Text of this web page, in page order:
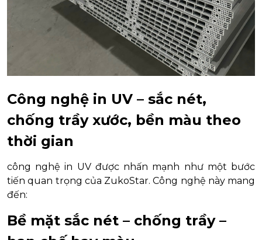
Công nghệ in UV – sắc nét,
chống trầy xước, bền màu theo
thời gian
công nghệ in UV được nhấn mạnh như một bước
tiến quan trọng của ZukoStar. Công nghệ này mang
đến:
Bề mặt sắc nét – chống trầy –